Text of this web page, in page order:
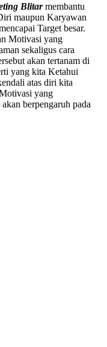
Blitarmembantu
maupun Karyawan
Target besar.
Motivasi yang
sekaligus cara
akan tertanam di
yang kita Ketahui
atas diri kita
yang
berpengaruh pada